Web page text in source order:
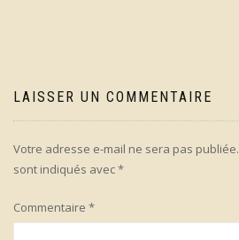
LAISSER UN COMMENTAIRE
Votre adresse e-mail ne sera pas publiée.
sont indiqués avec*
Commentaire *